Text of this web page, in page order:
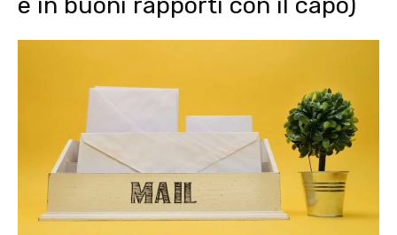
e in buoni rapporti con il capo)